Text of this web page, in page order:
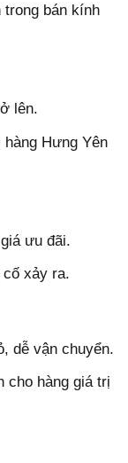
trong bán kính
lên.
Hưng Yên
ưu đãi.
xảy ra.
dễ vận chuyển.
cho hàng giá trị